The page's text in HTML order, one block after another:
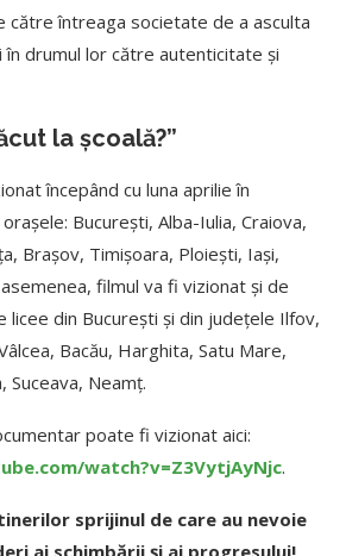
către întreaga societate de a asculta
în drumul lor către autenticitate și
la școală?”
începând cu luna aprilie în
București, Alba-Iulia, Craiova,
Brașov, Timișoara, Ploiești, Iași,
filmul va fi vizionat și de
licee din București și din județele Ilfov,
Bacău, Harghita, Satu Mare,
Suceava, Neamț.
poate fi vizionat aici:
watch?v=Z3VytjAyNjc.
sprijinul de care au nevoie